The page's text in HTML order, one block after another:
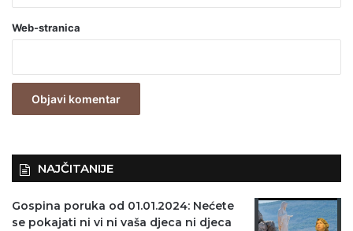
a
v
z
Web-stranica
NAJČITANIJE
Gospina poruka od 01.01.2024: Nećete
se pokajati ni vi ni vaša djeca ni djeca